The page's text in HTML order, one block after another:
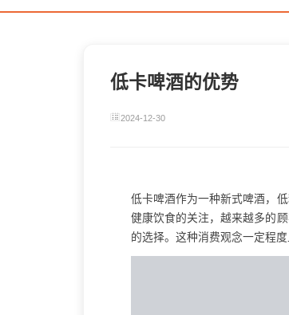
低卡啤酒的优势
2024-12-30
低卡啤酒作为一种新式啤酒，
健康饮食的关注，越来越多的
的选择。这种消费观念一定程